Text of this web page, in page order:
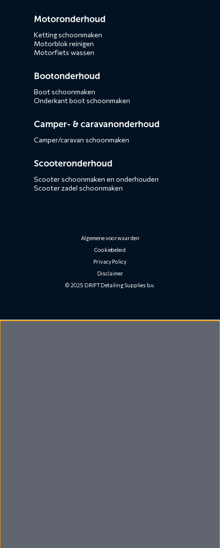
Motoronderhoud
Ketting schoonmaken
Motorblok reinigen
Motorfiets wassen
Bootonderhoud
Boot schoonmaken
Onderkant boot schoonmaken
Camper- & caravanonderhoud
Camper/caravan schoonmaken
Scooteronderhoud
Scooter schoonmaken en onderhouden
Scooter zadel schoonmaken
Algemene voorwaarden
Cookiebeleid
Privacy Policy
Disclaimer
© 2025 DRIFT Detailing Supplies b.v.